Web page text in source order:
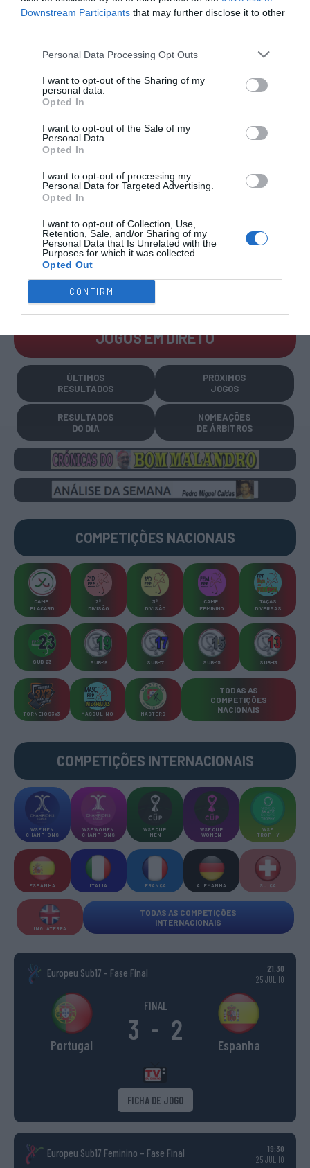
Downstream Participants that may further disclose it to other
Personal Data Processing Opt Outs
I want to opt-out of the Sharing of my
personal data.
Opted In
I want to opt-out of the Sale of my
Personal Data.
Opted In
I want to opt-out of processing my
Personal Data for Targeted Advertising.
Opted In
I want to opt-out of Collection, Use,
Retention, Sale, and/or Sharing of my
Personal Data that Is Unrelated with the
Purposes for which it was collected.
Opted Out
CONFIRM
EURO U17 MASC. TORNEIOS 3x3
TRANSFERÊNCIAS - ÉPOCA 2026/27
CAMPEÕES, SUBIDAS E DESCIDAS
JOGOS EM DIRETO
ÚLTIMOS
RESULTADOS
PRÓXIMOS
JOGOS
RESULTADOS
DO DIA
NOMEAÇÕES
DE ÁRBITROS
COMPETIÇÕES NACIONAIS
CAMP
PLACARD
2ª
DIVISÃO
3ª
DIVISÃO
CAMP
FEMININO
TAÇAS
DIVERSAS
SUB-23 SUB-19 SUB-17 SUB-15 SUB-13
TORNEIOS 3x3 MASCULINO MASTERS
TODAS AS
COMPETIÇÕES
NACIONAIS
COMPETIÇÕES INTERNACIONAIS
WSE MEN
CHAMPIONS
WSE WOMEN
CHAMPIONS
WSE CUP
MEN
WSE CUP
WOMEN
WSE
TROPHY
ESPANHA ITÁLIA FRANÇA ALEMANHA SUÍÇA
INGLATERRA
TODAS AS COMPETIÇÕES
INTERNACIONAIS
Europeu Sub17 - Fase Final
21:30
25 JULHO
Portugal
FINAL
3 - 2 Espanha
FICHA DE JOGO
Europeu Sub17 Feminino – Fase Final
19:30
25 JULHO